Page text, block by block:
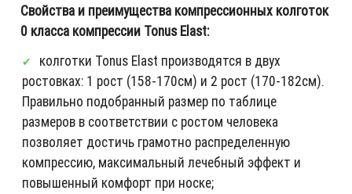
Свойства и преимущества компрессионных колготок
0 класса компрессии Tonus Elast:
колготки Tonus Elast производятся в двух
ростовках: 1 рост (158-170см) и 2 рост (170-182см).
Правильно подобранный размер по таблице
размеров в соответствии с ростом человека
позволяет достичь грамотно распределенную
компрессию, максимальный лечебный эффект и
повышенный комфорт при носке;